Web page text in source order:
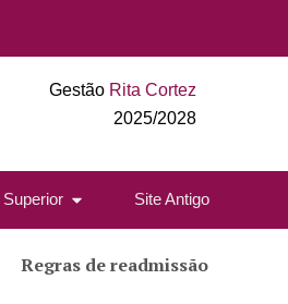
Gestão Rita Cortez
2025/2028
Site Antigo
Regras de readmissão